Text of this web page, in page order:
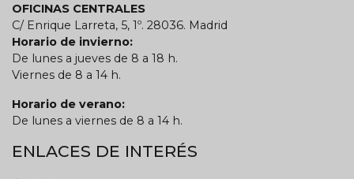
OFICINAS CENTRALES
C/ Enrique Larreta, 5, 1º. 28036. Madrid
Horario de invierno:
De lunes a jueves de 8 a 18 h.
Viernes de 8 a 14 h.
Horario de verano:
De lunes a viernes de 8 a 14 h.
ENLACES DE INTERÉS